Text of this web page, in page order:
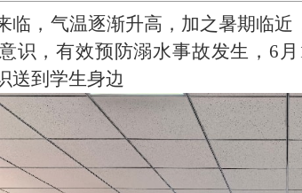
临，气温逐渐升高，加之暑期临
识，有效预防溺水事故发生， 6
送到学生身边